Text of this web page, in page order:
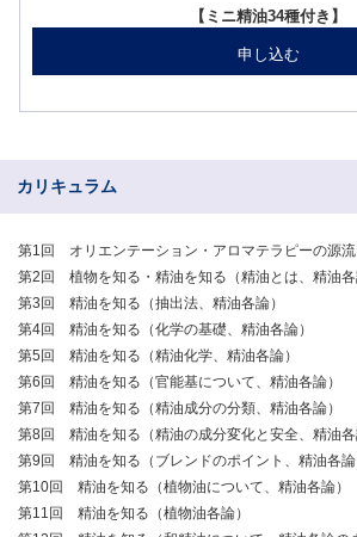
【ミニ精油34種付き】
申し込む
カリキュラム
第1回 オリエンテーション・アロマテラピーの源流
第2回 植物を知る・精油を知る（精油とは、精油各
第3回 精油を知る（抽出法、精油各論）
第4回 精油を知る（化学の基礎、精油各論）
第5回 精油を知る（精油化学、精油各論）
第6回 精油を知る（官能基について、精油各論）
第7回 精油を知る（精油成分の分類、精油各論）
第8回 精油を知る（精油の成分変化と安全、精油各
第9回 精油を知る（ブレンドのポイント、精油各論
第10回 精油を知る（植物油について、精油各論）
第11回 精油を知る（植物油各論）